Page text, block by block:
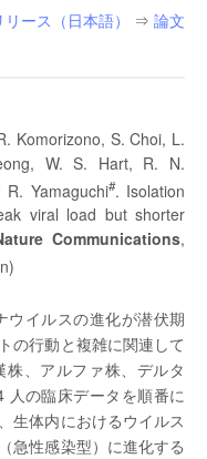
ース（日本語） ⇒ 論文
Komorizono, S. Choi, L.
W. S. Hart, R. N.
Yamaguchi#. Isolation
viral load but shorter
Communications,
ウイルスの進化が潜伏期
の行動と複雑に関連して
、アルファ株、デルタ
人の臨床データを順番に
生体内におけるウイルス
急性感染型）に進化する